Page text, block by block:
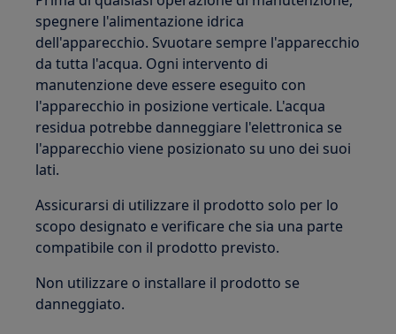
spegnere l'alimentazione idrica
dell'apparecchio. Svuotare sempre l'apparecchio
da tutta l'acqua. Ogni intervento di
manutenzione deve essere eseguito con
l'apparecchio in posizione verticale. L'acqua
residua potrebbe danneggiare l'elettronica se
l'apparecchio viene posizionato su uno dei suoi
lati.
Assicurarsi di utilizzare il prodotto solo per lo
scopo designato e verificare che sia una parte
compatibile con il prodotto previsto.
Non utilizzare o installare il prodotto se
danneggiato.